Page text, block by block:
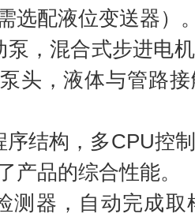
选配液位变送器）
泵，混合式步进电
头，液体与管路
序结构，多CPU控
产品的综合性能。
测器，自动完成